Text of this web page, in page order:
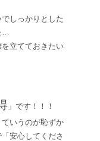
しっかりとした
…
立てておきたい
」です！！！
いうのが恥ずか
安心してくださ